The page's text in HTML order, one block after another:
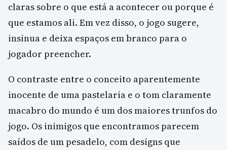
claras sobre o que está a acontecer ou porque é
que estamos ali. Em vez disso, o jogo sugere,
insinua e deixa espaços em branco para o
jogador preencher.
O contraste entre o conceito aparentemente
inocente de uma pastelaria e o tom claramente
macabro do mundo é um dos maiores trunfos do
jogo. Os inimigos que encontramos parecem
saídos de um pesadelo, com designs que